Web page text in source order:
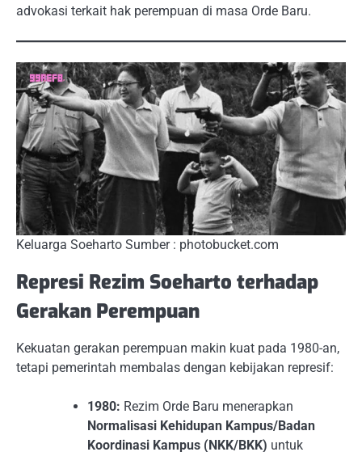
advokasi terkait hak perempuan di masa Orde Baru.
Keluarga Soeharto Sumber : photobucket.com
Represi Rezim Soeharto terhadap
Gerakan Perempuan
Kekuatan gerakan perempuan makin kuat pada 1980-an,
tetapi pemerintah membalas dengan kebijakan represif:
1980: Rezim Orde Baru menerapkan
Normalisasi Kehidupan Kampus/Badan
Koordinasi Kampus (NKK/BKK) untuk